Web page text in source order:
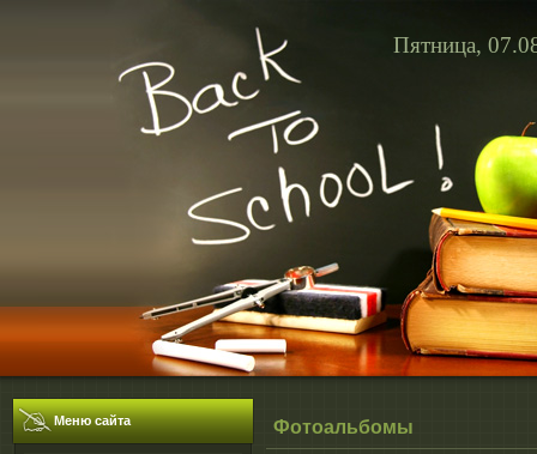
Пятница,
Меню сайта Фотоальбомы